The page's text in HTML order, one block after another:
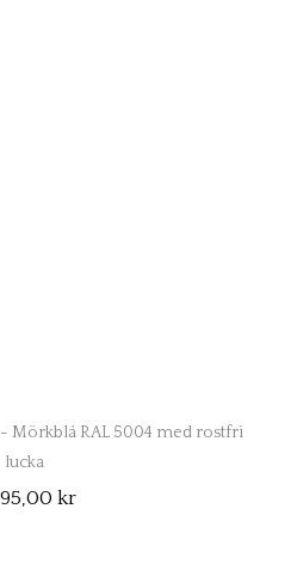
- Mörkblå RAL 5004 med rostfri
lucka
kr